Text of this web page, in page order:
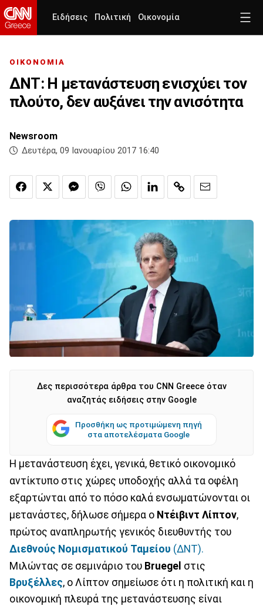
Ειδήσεις Πολιτική Οικονομία
ΟΙΚΟΝΟΜΙΑ
ΔΝΤ: Η μετανάστευση ενισχύει τον
πλούτο, δεν αυξάνει την ανισότητα
Newsroom
Δευτέρα, 09 Ιανουαρίου 2017 16:40
Δες περισσότερα άρθρα του CNN Greece όταν
αναζητάς ειδήσεις στην Google
Προσθήκη ως προτιμώμενη πηγή
στα αποτελέσματα Google
Η μετανάστευση έχει, γενικά, θετικό οικονομικό
αντίκτυπο στις χώρες υποδοχής αλλά τα οφέλη
εξαρτώνται από το πόσο καλά ενσωματώνονται οι
μετανάστες, δήλωσε σήμερα ο Ντέιβιντ Λίπτον,
πρώτος αναπληρωτής γενικός διευθυντής του
Διεθνούς Νομισματικού Ταμείου (ΔΝΤ).
Μιλώντας σε σεμινάριο του Bruegel στις
Βρυξέλλες, ο Λίπτον σημείωσε ότι η πολιτική και η
οικονομική πλευρά της μετανάστευσης είναι